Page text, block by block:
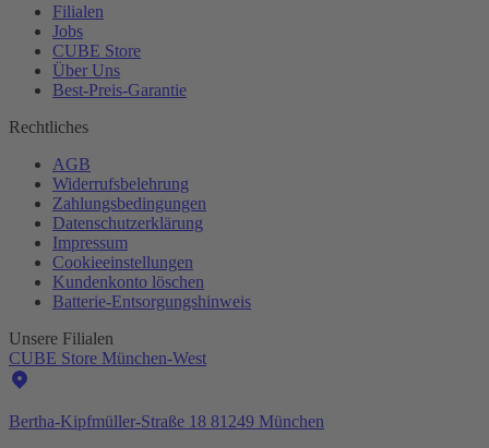
Filialen
Jobs
CUBE Store
Über Uns
Best-Preis-Garantie
Rechtliches
AGB
Widerrufsbelehrung
Zahlungsbedingungen
Datenschutzerklärung
Impressum
Cookieeinstellungen
Kundenkonto löschen
Batterie-Entsorgungshinweis
Unsere Filialen
CUBE Store München-West
Bertha-Kipfmüller-Straße 18 81249 München